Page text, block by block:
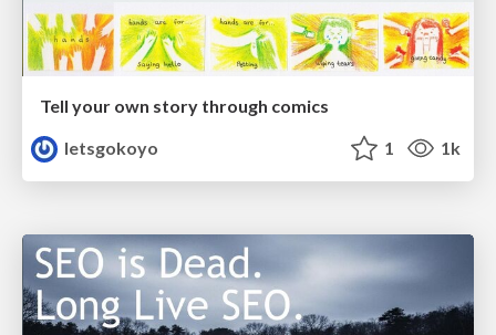
Tell your own story through comics
letsgokoyo
1 1k